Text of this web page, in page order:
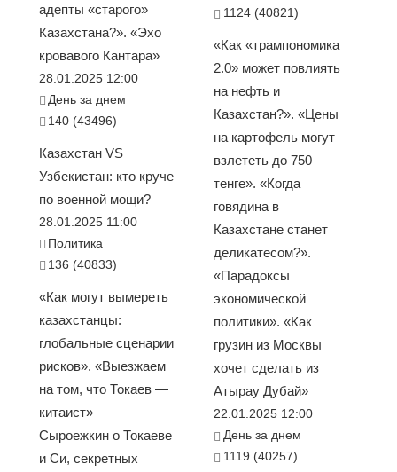
адепты «старого»
Казахстана?». «Эхо
кровавого Кантара»
28.01.2025 12:00
День за днем
140 (43496)
Казахстан VS
Узбекистан: кто круче
по военной мощи?
28.01.2025 11:00
Политика
136 (40833)
«Как могут вымереть
казахстанцы:
глобальные сценарии
рисков». «Выезжаем
на том, что Токаев —
китаист» —
Сыроежкин о Токаеве
и Си, секретных
1124 (40821)
«Как «трампономика
2.0» может повлиять
на нефть и
Казахстан?». «Цены
на картофель могут
взлететь до 750
тенге». «Когда
говядина в
Казахстане станет
деликатесом?».
«Парадоксы
экономической
политики». «Как
грузин из Москвы
хочет сделать из
Атырау Дубай»
22.01.2025 12:00
День за днем
1119 (40257)